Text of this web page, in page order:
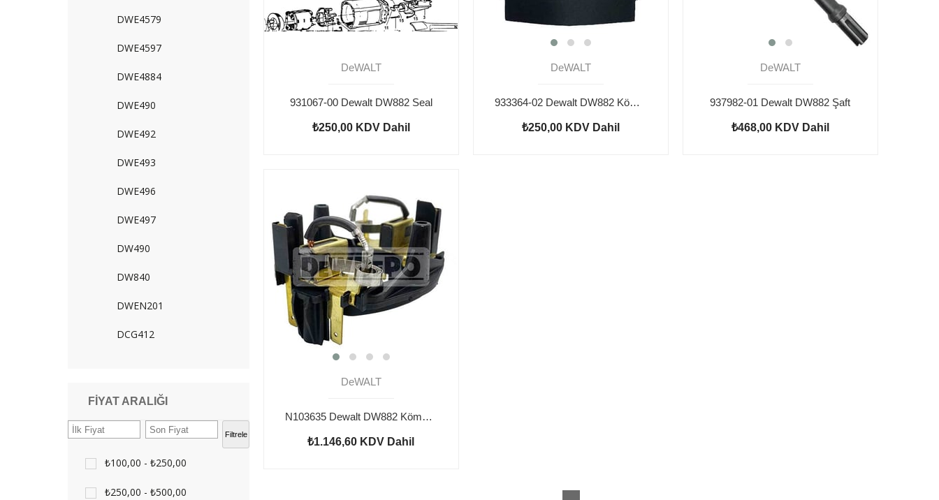
DWE4579
DWE4597
DWE4884
DWE490
DWE492
DWE493
DWE496
DWE497
DW490
DW840
DWEN201
DCG412
FIYAT ARALIĞI
Filtrele
₺100,00 - ₺250,00
₺250,00 - ₺500,00
DeWALT
931067-00 Dewalt DW882 Seal
₺250,00 KDV Dahil
DeWALT
933364-02 Dewalt DW882 Kömür Kapağı
₺250,00 KDV Dahil
DeWALT
937982-01 Dewalt DW882 Şaft
₺468,00 KDV Dahil
DeWALT
N103635 Dewalt DW882 Kömür Yuvası
₺1.146,60 KDV Dahil